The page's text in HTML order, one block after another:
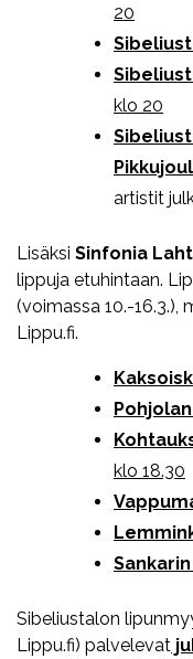
20
klo 20
artistit
Lisäksi Sinfonia
lippuja etuhintaan.
(voimassa 10.-16.3.),
Lippu.fi.
klo 18.30
Sibeliustalon
Lippu.fi) palvelevat